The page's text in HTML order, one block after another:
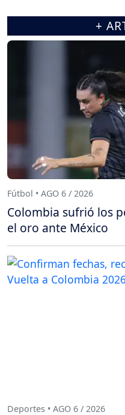
+
Fútbol • AGO 6 / 2026
Colombia sufrió los
el oro ante México
Deportes • AGO 6 / 2026